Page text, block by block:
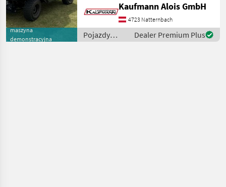
maszyna
demonstracyjna
Fronthydraulik
Einhebelsteuergerät
40km/h Stufenloses
Hydrostatgetriebe
Kaufmann Alois GmbH
4723 Natternbach
Pojazdy
silnikowe
Dealer Premium Plus